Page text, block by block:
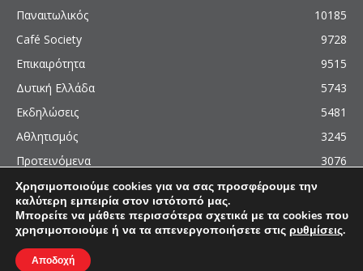
Παναιτωλικός
10185
Café Society
9728
Επικαιρότητα
9515
Δυτική Ελλάδα
5743
Εκδηλώσεις
5481
Αθλητισμός
3245
Προτεινόμενα
3076
© 2011 - 2026 - AgrinioCulture.gr
This site is protected by reCAPTCHA and the Google
Χρησιμοποιούμε cookies για να σας προσφέρουμε την
καλύτερη εμπειρία στον ιστότοπό μας.
Μπορείτε να μάθετε περισσότερα σχετικά με τα cookies που
χρησιμοποιούμε ή να τα απενεργοποιήσετε στις ρυθμίσεις.
Αποδοχή